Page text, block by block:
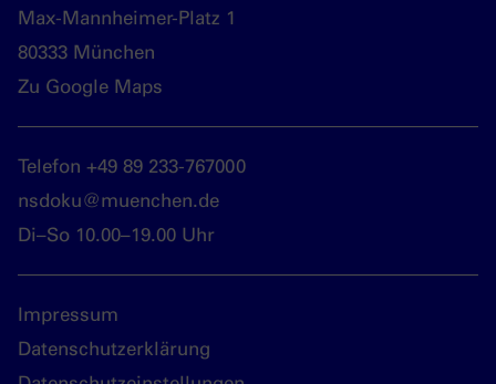
Max-Mannheimer-Platz 1
80333 München
Zu Google Maps
Telefon +49 89 233-767000
nsdoku@muenchen.de
Di–So 10.00–19.00 Uhr
Impressum
Datenschutzerklärung